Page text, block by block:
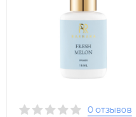
0 отзывов